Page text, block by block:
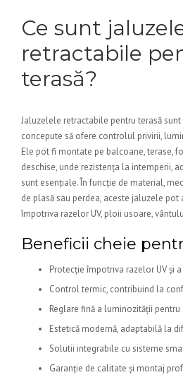
Ce sunt
retractabile
terasă?
Jaluzelele retractabile pentru terasă
concepute să ofere controlul privirii,
Ele pot fi montate pe balcoane, terase,
deschise, unde rezistența la intemperii,
sunt esențiale. În funcție de material,
de plasă sau perdea, aceste jaluzele
împotriva razelor UV, ploii usoare,
Beneficii cheie
Protecție împotriva razelor UV și
Control termic, contribuind la
Reglare fină a luminozității
Estetică modernă, adaptabilă la
Solutii integrabile cu sisteme
Garanție de calitate și montaj